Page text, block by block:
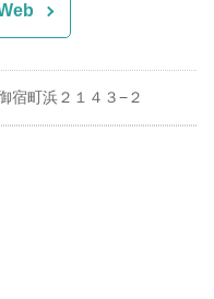
宿町浜２１４３−２